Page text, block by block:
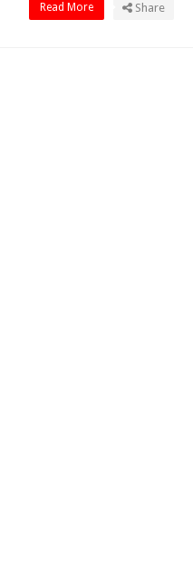
Read More Share